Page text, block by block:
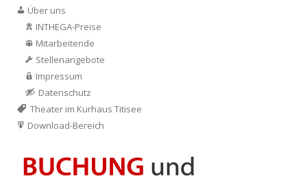
Über uns
INTHEGA-Preise
Mitarbeitende
Stellenangebote
Impressum
Datenschutz
Theater im Kurhaus Titisee
Download-Bereich